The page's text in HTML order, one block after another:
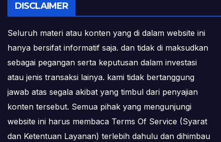
DISCLAIMER
Seluruh materi atau konten yang di dalam website ini
hanya bersifat informatif saja. dan tidak di maksudkan
sebagai pegangan serta keputusan dalam investasi
atau jenis transaksi lainya. kami tidak bertanggung
jawab atas segala akibat yang timbul dari penyajian
konten tersebut. Semua pihak yang mengunjungi
website ini harus membaca Terms Of Service (Syarat
dan Ketentuan Layanan) terlebih dahulu dan dihimbau